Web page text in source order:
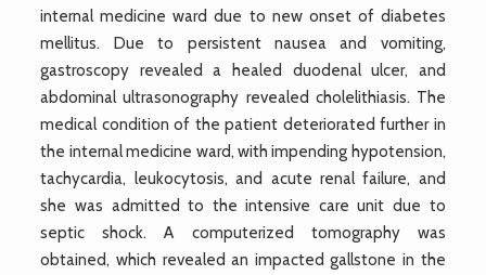
internal medicine ward due to new onset of diabetes
mellitus. Due to persistent nausea and vomiting,
gastroscopy revealed a healed duodenal ulcer, and
abdominal ultrasonography revealed cholelithiasis. The
medical condition of the patient deteriorated further in
the internal medicine ward, with impending hypotension,
tachycardia, leukocytosis, and acute renal failure, and
she was admitted to the intensive care unit due to
septic shock. A computerized tomography was
obtained, which revealed an impacted gallstone in the